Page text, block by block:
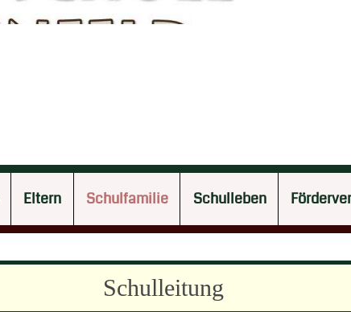
Eltern Schulfamilie Schulleben
Schulleitung